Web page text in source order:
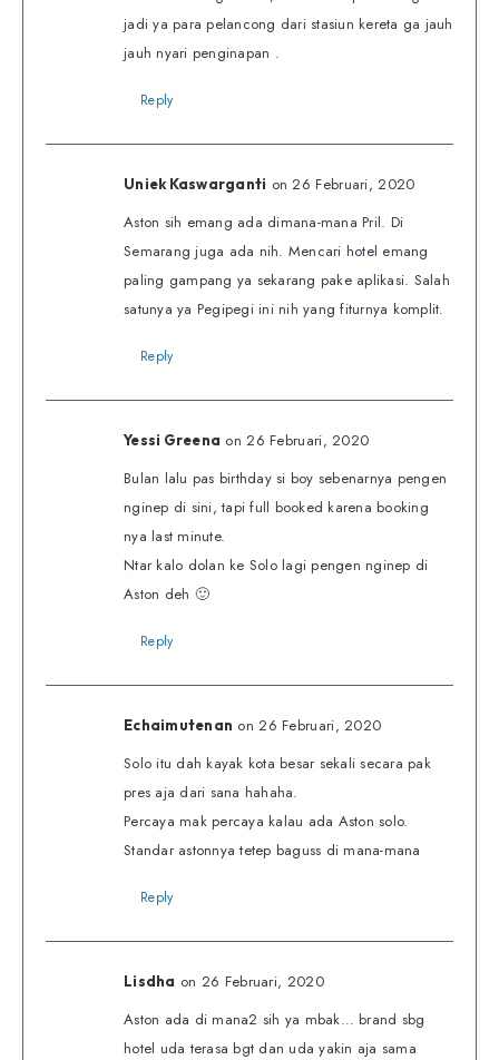
jadi ya para pelancong dari stasiun kereta ga jauh
jauh nyari penginapan .
Reply
Uniek Kaswarganti on 26 Februari, 2020
Aston sih emang ada dimana-mana Pril. Di
Semarang juga ada nih. Mencari hotel emang
paling gampang ya sekarang pake aplikasi. Salah
satunya ya Pegipegi ini nih yang fiturnya komplit.
Reply
Yessi Greena on 26 Februari, 2020
Bulan lalu pas birthday si boy sebenarnya pengen
nginep di sini, tapi full booked karena booking
nya last minute.
Ntar kalo dolan ke Solo lagi pengen nginep di
Aston deh 🙂
Reply
Echaimutenan on 26 Februari, 2020
Solo itu dah kayak kota besar sekali secara pak
pres aja dari sana hahaha.
Percaya mak percaya kalau ada Aston solo.
Standar astonnya tetep baguss di mana-mana
Reply
Lisdha on 26 Februari, 2020
Aston ada di mana2 sih ya mbak… brand sbg
hotel uda terasa bgt dan uda yakin aja sama